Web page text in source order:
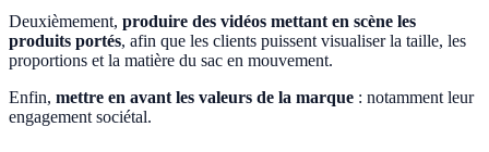
Deuxièmement, produire des vidéos mettant en scène les
produits portés, afin que les clients puissent visualiser la taille, les
proportions et la matière du sac en mouvement.
Enfin, mettre en avant les valeurs de la marque : notamment leur
engagement sociétal.